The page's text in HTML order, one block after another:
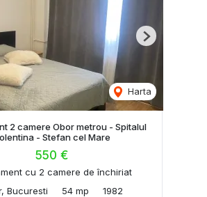
Harta
Next
2 camere Obor metrou - Spitalul
- Stefan cel Mare
550 €
cu 2 camere de închiriat
Bucuresti
54 mp 1982